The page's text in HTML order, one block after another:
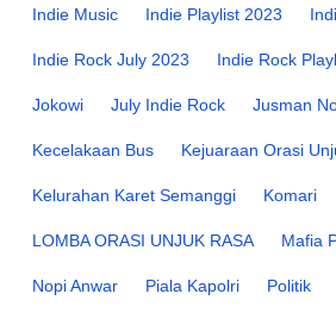
Indie Music Indie Playlist 2023
Indie Rock July 2023 Indie Rock
Jokowi July Indie Rock Jusman
Kecelakaan Bus Kejuaraan Orasi
Kelurahan Karet Semanggi Komari
LOMBA ORASI UNJUK RASA Mafia
Nopi Anwar Piala Kapolri Politik